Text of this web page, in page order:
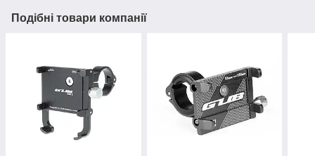
Подібні товари компанії